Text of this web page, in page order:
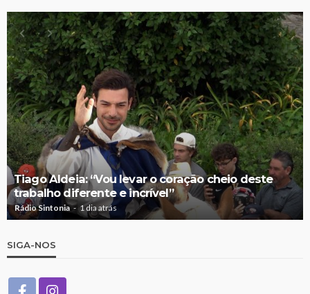
Tiago Aldeia: “Vou levar o coração cheio deste
trabalho diferente e incrível”
Rádio Sintonia 1 dia atrás
SIGA-NOS